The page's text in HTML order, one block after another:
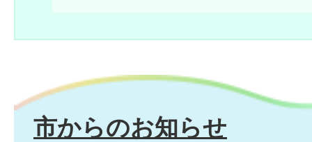
市からのお知らせ